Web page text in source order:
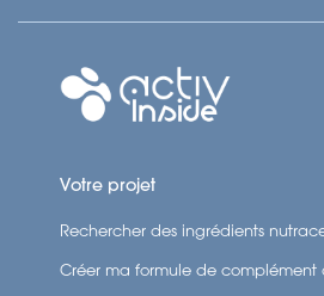
Votre projet
Rechercher des ingrédients
Créer ma formule de complément